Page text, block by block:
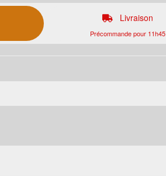
Livraison
Précommande pour 11h45